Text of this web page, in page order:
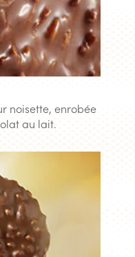
noisette, enrobée
au lait.